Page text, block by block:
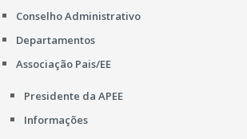
Conselho Administrativo
Departamentos
Associação Pais/EE
Presidente da APEE
Informações
16
NOV